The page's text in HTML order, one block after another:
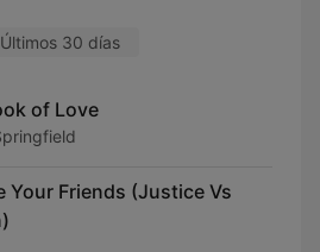
Últimos 30 días
of Love
Your Friends (Justice Vs